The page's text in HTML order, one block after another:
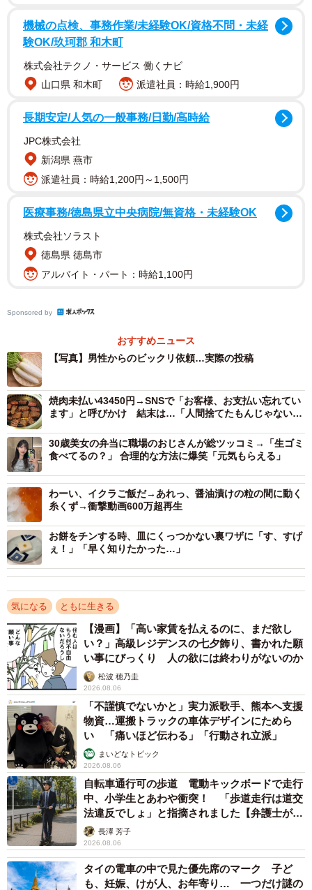
機械の点検、事務作業/未経験OK/資格不問・未経
験OK/玖珂郡 和木町
株式会社テクノ・サービス 働くナビ
山口県 和木町
派遣社員：時給1,900円
長期安定/人気の一般事務/日勤/高時給
JPC株式会社
新潟県 燕市
派遣社員：時給1,200円～1,500円
医療事務/徳島県立中央病院/無資格・未経験OK
株式会社ソラスト
徳島県 徳島市
アルバイト・パート：時給1,100円
Sponsored by
おすすめニュース
【写真】男性からのビックリ依頼…実際の投稿
焼肉未払い43450円→SNSで「お客様、お支払い忘れてい
ます」と呼びかけ 結末は…「人間捨てたもんじゃない」
30歳美女の弁当に職場のおじさんが総ツッコミ→「生ゴミ
食べてるの？」 合理的な方法に爆笑「元気もらえる」
わーい、イクラご飯だ→あれっ、醤油漬けの粒の間に動く
糸くず→衝撃動画600万超再生
お餅をチンする時、皿にくっつかない裏ワザに「す、すげ
ぇ！」「早く知りたかった…」
気になる ともに生きる
【漫画】「高い家賃を払えるのに、まだ欲し
い？」高級レジデンスの七夕飾り、書かれた願
い事にびっくり 人の欲には終わりがないのか
松波 穂乃圭
2026.08.06
「不謹慎でないかと」実力派歌手、熊本へ支援
物資…運搬トラックの車体デザインにためら
い 「痛いほど伝わる」「行動され立派」
まいどなトピック
2026.08.06
自転車通行可の歩道 電動キックボードで走行
中、小学生とあわや衝突！ 「歩道走行は道交
法違反でしょ」と指摘されました【弁護士が解
説】長澤 芳子
2026.08.06
タイの電車の中で見た優先席のマーク 子ど
も、妊娠、けが人、お年寄り… 一つだけ謎の